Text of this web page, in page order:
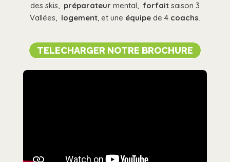
des skis, préparateur mental, forfait saison 3
Vallées, logement, et une équipe de 4 coachs.
TELECHARGER NOTRE BROCHURE